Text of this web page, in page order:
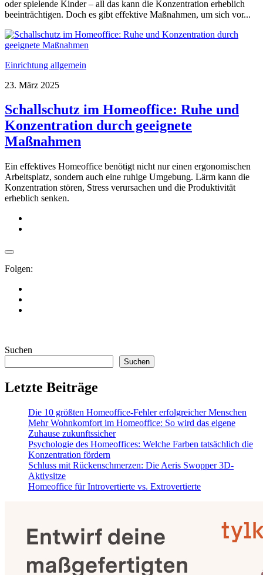
oder spielende Kinder – all das kann die Konzentration erheblich
beeinträchtigen. Doch es gibt effektive Maßnahmen, um sich vor...
Einrichtung allgemein
23. März 2025
Schallschutz im Homeoffice: Ruhe und
Konzentration durch geeignete
Maßnahmen
Ein effektives Homeoffice benötigt nicht nur einen ergonomischen
Arbeitsplatz, sondern auch eine ruhige Umgebung. Lärm kann die
Konzentration stören, Stress verursachen und die Produktivität
erheblich senken.
Folgen:
Suchen
Suchen
Letzte Beiträge
Die 10 größten Homeoffice-Fehler erfolgreicher Menschen
Mehr Wohnkomfort im Homeoffice: So wird das eigene
Zuhause zukunftssicher
Psychologie des Homeoffices: Welche Farben tatsächlich die
Konzentration fördern
Schluss mit Rückenschmerzen: Die Aeris Swopper 3D-
Aktivsitze
Homeoffice für Introvertierte vs. Extrovertierte